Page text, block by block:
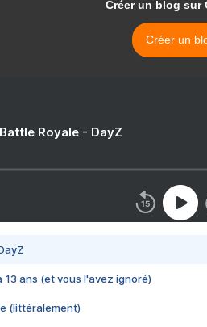
Créer un blog sur
Créer un
Royale - DayZ
13 ans (et vous l'avez ignoré)
(littéralement)